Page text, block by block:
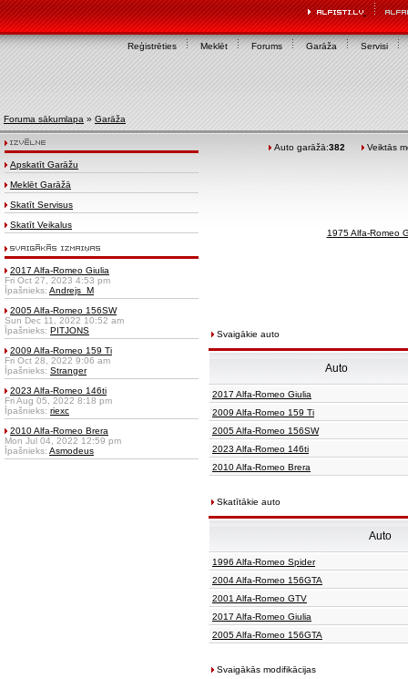
Reģistrēties Meklēt Forums Garāža Servisi
Foruma sākumlapa » Garāža
Apskatīt Garāžu
Meklēt Garāžā
Skatīt Servisus
Skatīt Veikalus
2017 Alfa-Romeo Giulia
Fri Oct 27, 2023 4:53 pm
Īpašnieks: Andrejs_M
2005 Alfa-Romeo 156SW
Sun Dec 11, 2022 10:52 am
Īpašnieks: PITJONS
2009 Alfa-Romeo 159 Ti
Fri Oct 28, 2022 9:06 am
Īpašnieks: Stranger
2023 Alfa-Romeo 146ti
Fri Aug 05, 2022 8:18 pm
Īpašnieks: riexc
2010 Alfa-Romeo Brera
Mon Jul 04, 2022 12:59 pm
Īpašnieks: Asmodeus
Auto garāžā:382 Veiktās
1975 Alfa-Romeo
Svaigākie auto
Auto
2017 Alfa-Romeo Giulia
2009 Alfa-Romeo 159 Ti
2005 Alfa-Romeo 156SW
2023 Alfa-Romeo 146ti
2010 Alfa-Romeo Brera
Skatītākie auto
Auto
1996 Alfa-Romeo Spider
2004 Alfa-Romeo 156GTA
2001 Alfa-Romeo GTV
2017 Alfa-Romeo Giulia
2005 Alfa-Romeo 156GTA
Svaigākās modifikācijas